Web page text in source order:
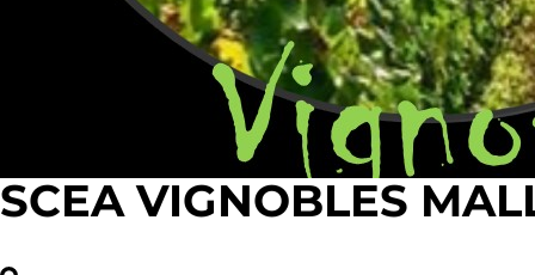
SCEA VIGNOBLES